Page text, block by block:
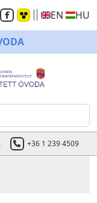
+36 1 239 4509
EN HU